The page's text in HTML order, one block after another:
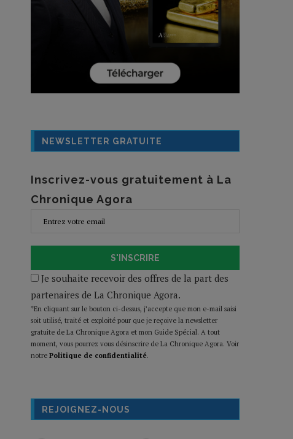
NEWSLETTER GRATUITE
Inscrivez-vous gratuitement à La
Chronique Agora
S'INSCRIRE
Je souhaite recevoir des offres de la part des
partenaires de La Chronique Agora.
*En cliquant sur le bouton ci-dessus, j’accepte que mon e-mail saisi
soit utilisé, traité et exploité pour que je reçoive la newsletter
gratuite de La Chronique Agora et mon Guide Spécial. A tout
moment, vous pourrez vous désinscrire de La Chronique Agora. Voir
notre Politique de confidentialité.
REJOIGNEZ-NOUS